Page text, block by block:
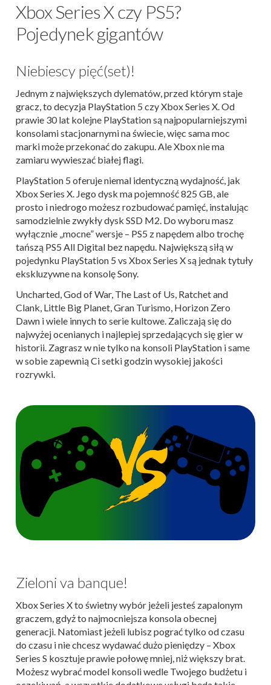
Xbox Series X czy PS5?
Pojedynek gigantów
Niebiescy pięć(set)!
Jednym z największych dylematów, przed którym staje
gracz, to decyzja PlayStation 5 czy Xbox Series X. Od
prawie 30 lat kolejne PlayStation są najpopularniejszymi
konsolami stacjonarnymi na świecie, więc sama moc
marki może przekonać do zakupu. Ale Xbox nie ma
zamiaru wywieszać białej flagi.
PlayStation 5 oferuje niemal identyczną wydajność, jak
Xbox Series X. Jego dysk ma pojemność 825 GB, ale
prosto i niedrogo możesz rozbudować pamięć, instalując
samodzielnie zwykły dysk SSD M2. Do wyboru masz
wyłącznie „mocne” wersje – PS5 z napędem albo trochę
tańszą PS5 All Digital bez napędu. Największą siłą w
pojedynku PlayStation 5 vs Xbox Series X są jednak tytuły
ekskluzywne na konsolę Sony.
Uncharted, God of War, The Last of Us, Ratchet and
Clank, Little Big Planet, Gran Turismo, Horizon Zero
Dawn i wiele innych to serie kultowe. Zaliczają się do
najwyżej ocenianych i najlepiej sprzedających się gier w
historii. Zagrasz w nie tylko na konsoli PlayStation i same
w sobie zapewnią Ci setki godzin wysokiej jakości
rozrywki.
Zieloni va banque!
Xbox Series X to świetny wybór jeżeli jesteś zapalonym
graczem, gdyż to najmocniejsza konsola obecnej
generacji. Natomiast jeżeli lubisz pograć tylko od czasu
do czasu i nie chcesz wydawać dużo pieniędzy – Xbox
Series S kosztuje prawie połowę mniej, niż większy brat.
Możesz wybrać model konsoli wedle Twojego budżetu i